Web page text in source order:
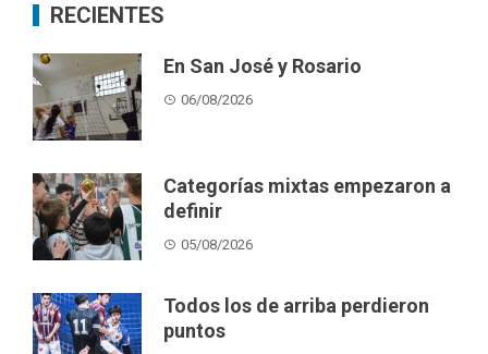
RECIENTES
En San José y Rosario
06/08/2026
Categorías mixtas empezaron a
definir
05/08/2026
Todos los de arriba perdieron
puntos